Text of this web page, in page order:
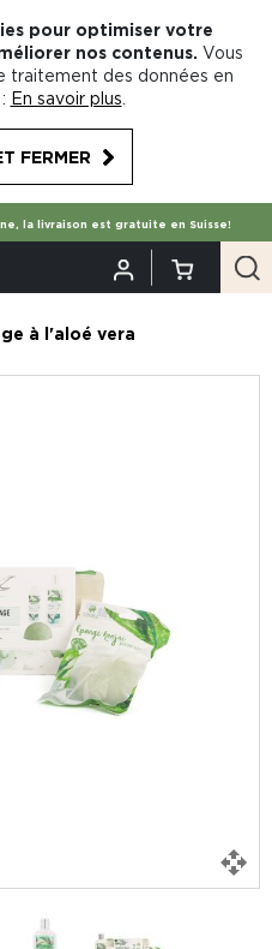
pour optimiser votre
nos contenus. Vous
traitement des données en
En savoir plus
FERMER
la livraison est gratuite en Suisse!
à l'aloé vera